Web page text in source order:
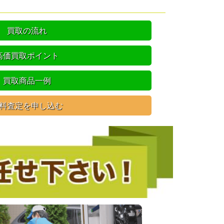
買取の流れ
価買取ポイント
買取商品一例
査定を申し込む